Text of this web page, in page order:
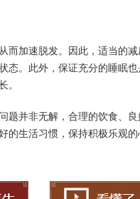
而加速脱发。因此，适当的
态。此外，保证充分的睡眠
。
题并非无解，合理的饮食、
的生活习惯，保持积极乐观